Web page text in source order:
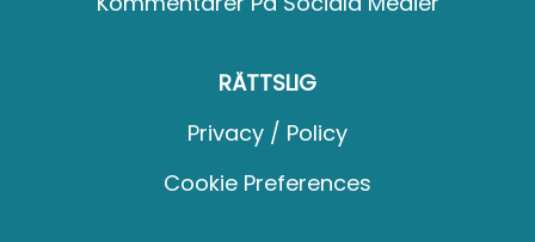
RÄTTSLIG
Privacy / Policy
Cookie Preferences